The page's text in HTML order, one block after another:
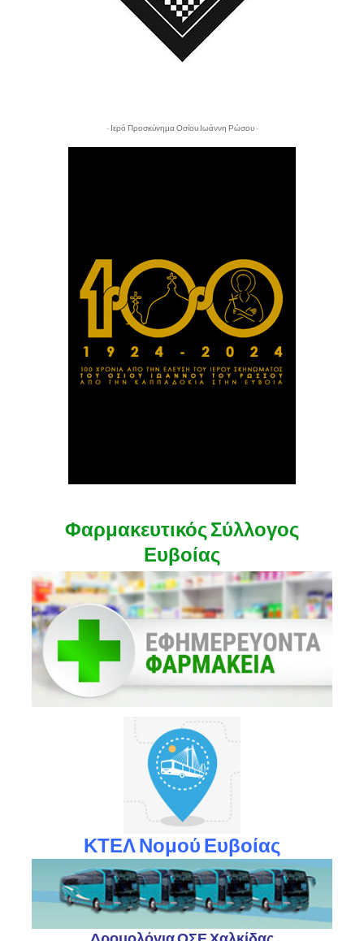
- Ιερό Προσκύνημα Οσίου Ιωάννη Ρώσου -
Φαρμακευτικός Σύλλογος
Ευβοίας
ΚΤΕΛ Νομού Ευβοίας